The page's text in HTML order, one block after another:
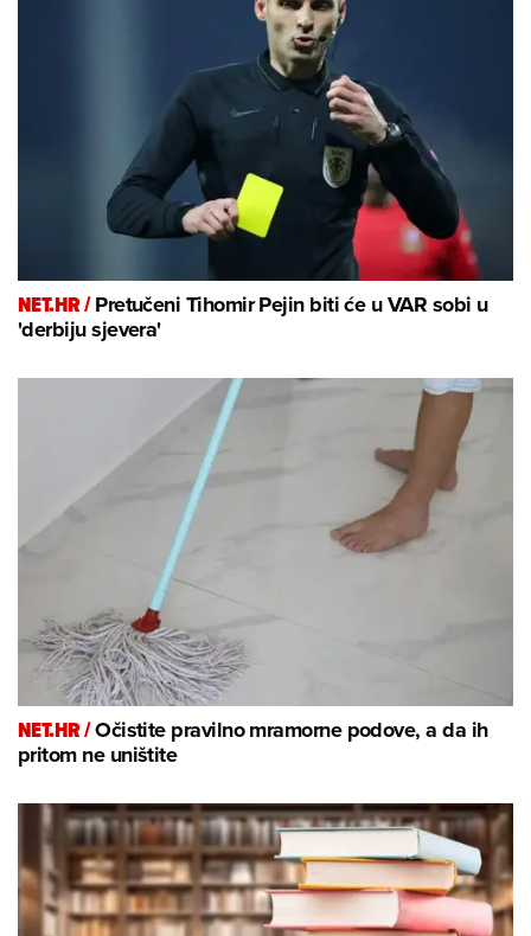
NET.HR /Pretučeni Tihomir Pejin biti će u VAR sobi u
'derbiju sjevera'
NET.HR /Očistite pravilno mramorne podove, a da ih
pritom ne uništite